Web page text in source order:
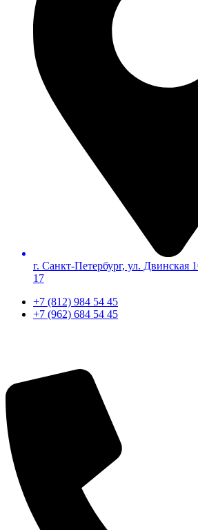
г. Санкт-Петербург, ул.
17
+7 (812) 984 54 45
+7 (962) 684 54 45